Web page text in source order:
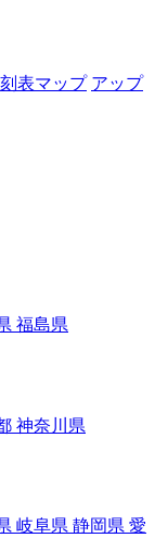
表マップ アップ
福島県
神奈川県
岐阜県 静岡県 愛